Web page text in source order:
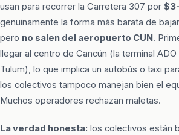
usan para recorrer la Carretera 307 por
genuinamente la forma más barata de
pero no salen del aeropuerto CUN.
llegar al centro de Cancún (la terminal ADO
Tulum), lo que implica un autobús o taxi
los colectivos tampoco manejan bien el
Muchos operadores rechazan maletas.
La verdad honesta: los colectivos están